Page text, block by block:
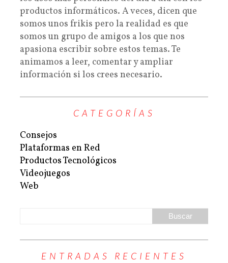
productos informáticos. A veces, dicen que
somos unos frikis pero la realidad es que
somos un grupo de amigos a los que nos
apasiona escribir sobre estos temas. Te
animamos a leer, comentar y ampliar
información si los crees necesario.
CATEGORÍAS
Consejos
Plataformas en Red
Productos Tecnológicos
Videojuegos
Web
ENTRADAS RECIENTES